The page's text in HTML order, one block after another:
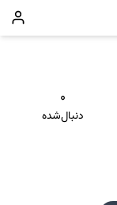
۰
دنبال‌شده